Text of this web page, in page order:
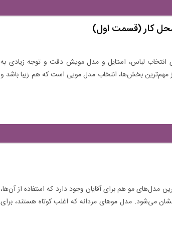
کار (قسمت اول)
لباس، استایل و مدل مویش دقت و توجه زیادی به
مهم‌ترین بخش‌ها، انتخاب مدل مویی است که هم زیبا باشد و
مو هم برای آقایان وجود دارد که استفاده از آن‌ها،
می‌شود. مدل موهای مردانه که اغلب کوتاه هستند، برای